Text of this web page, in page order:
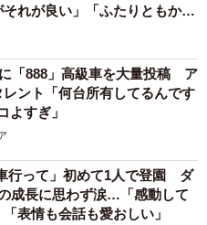
れが良い」「ふたりともかわ
「888」高級車を大量投稿 ア
レント「何台所有してるんです
よすぎ」
行って」初めて1人で登園 ダ
成長に思わず涙…「感動して
表情も会話も愛おしい」